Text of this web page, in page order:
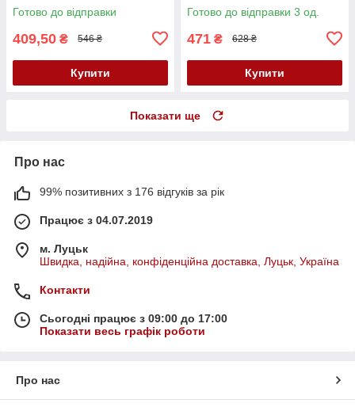
Готово до відправки
409,50 ₴ 546 ₴
Купити
Готово до відправки 3 од.
471 ₴ 628 ₴
Купити
Показати ще
Про нас
99% позитивних з 176 відгуків за рік
Працює з 04.07.2019
м. Луцьк
Швидка, надійна, конфіденційна доставка, Луцьк, Україна
Контакти
Сьогодні працює з 09:00 до 17:00
Показати весь графік роботи
Про нас